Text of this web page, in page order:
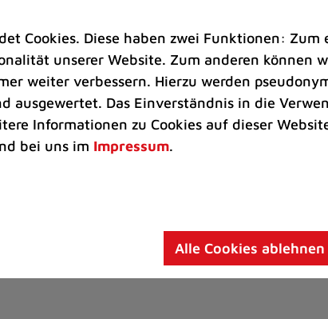
und Bürger
Im Rahmen
Pop-up-Treffpunkt: Sitzmöglichkeiten,
Am Mittwoch sind Vertreter der Stadt
Stelle, um das Projekt vorzustellen und
bis zum 14. November 2025 von Vereinen
können sich gern an Hannah Esselborn
Cookies. Diese haben zwei Funktionen:
unserer Website. Zum anderen können
weiter verbessern. Hierzu werden
ausgewertet. Das Einverständnis in die
Informationen zu Cookies auf dieser
bei uns im Impressum.
Alle Cookies ablehnen